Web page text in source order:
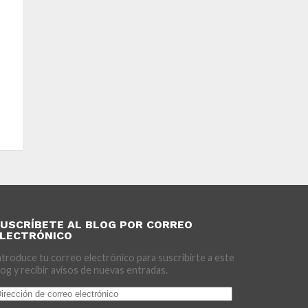
AL BLOG POR CORREO
tu correo electrónico para suscribirte a este
y recibir avisos de nuevas entradas.